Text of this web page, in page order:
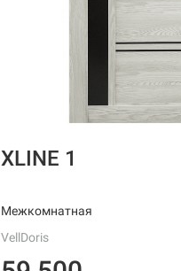
XLINE 1
Межкомнатная
VellDoris